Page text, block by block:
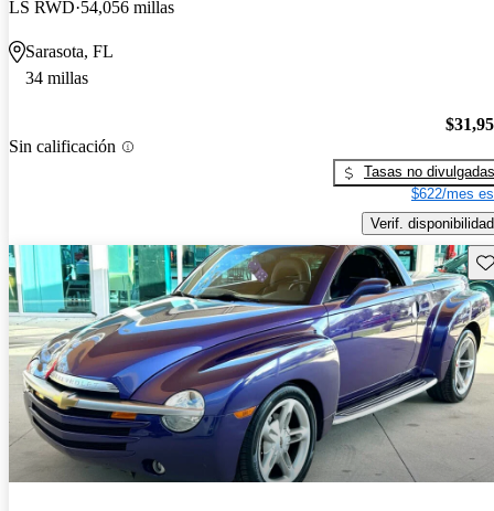
LS RWD 54,056 millas
Sarasota, FL
34 millas
Sin calificación
Tasas no divulgadas
$622/mes
Verif. disponibilidad